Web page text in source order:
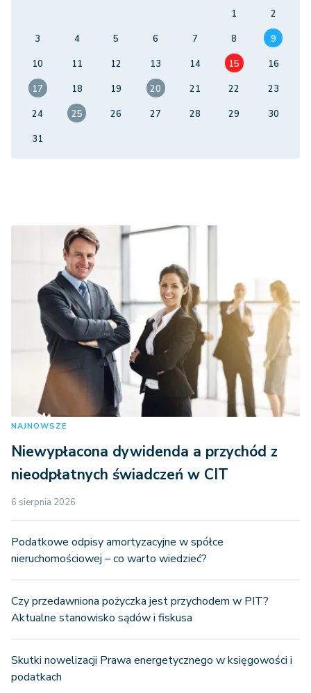
1
2
3
4 5 6 7 8
9
10
11 12 13 14 15
16
17
18 19 20 21 22
23
24
25 26 27 28 29
30
31
NAJNOWSZE
Niewypłacona dywidenda a przychód z
nieodpłatnych świadczeń w CIT
6 sierpnia 2026
Podatkowe odpisy amortyzacyjne w spółce
nieruchomościowej – co warto wiedzieć?
Czy przedawniona pożyczka jest przychodem w PIT?
Aktualne stanowisko sądów i fiskusa
Skutki nowelizacji Prawa energetycznego w księgowości i
podatkach